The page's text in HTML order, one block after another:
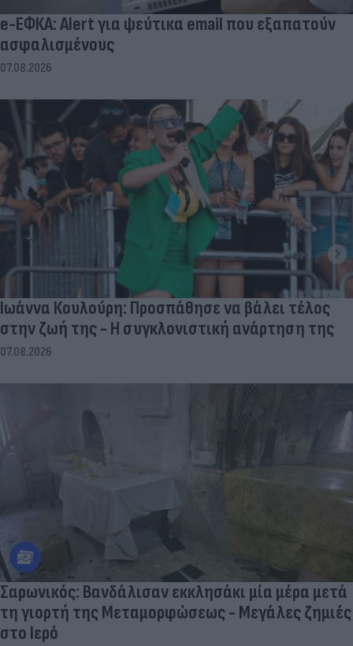
e-ΕΦΚΑ: Alert για ψεύτικα email που εξαπατούν
ασφαλισμένους
07.08.2026
Ιωάννα Κουλούρη: Προσπάθησε να βάλει τέλος
στην ζωή της - Η συγκλονιστική ανάρτηση της
07.08.2026
Σαρωνικός: Βανδάλισαν εκκλησάκι μία μέρα μετά
τη γιορτή της Μεταμορφώσεως - Μεγάλες ζημιές
στο Ιερό